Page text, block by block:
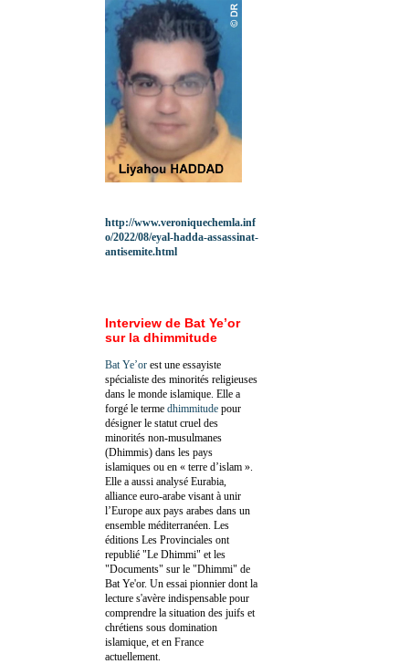
http://www.veroniquechemla.inf
o/2022/08/eyal-hadda-assassinat-
antisemite.html
Interview de Bat Ye’or
sur la dhimmitude
Bat Ye’or est une essayiste
spécialiste des minorités religieuses
dans le monde islamique. Elle a
forgé le terme dhimmitude pour
désigner le statut cruel des
minorités non-musulmanes
(Dhimmis) dans les pays
islamiques ou en « terre d’islam ».
Elle a aussi analysé Eurabia,
alliance euro-arabe visant à unir
l’Europe aux pays arabes dans un
ensemble méditerranéen. Les
éditions Les Provinciales ont
republié "Le Dhimmi" et les
"Documents" sur le "Dhimmi" de
Bat Ye'or. Un essai pionnier dont la
lecture s'avère indispensable pour
comprendre la situation des juifs et
chrétiens sous domination
islamique, et en France
actuellement.